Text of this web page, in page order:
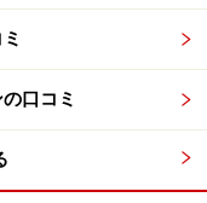
口コミ